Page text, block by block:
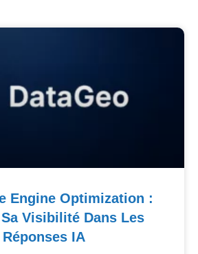
Engine Optimization :
Visibilité Dans Les
Réponses IA